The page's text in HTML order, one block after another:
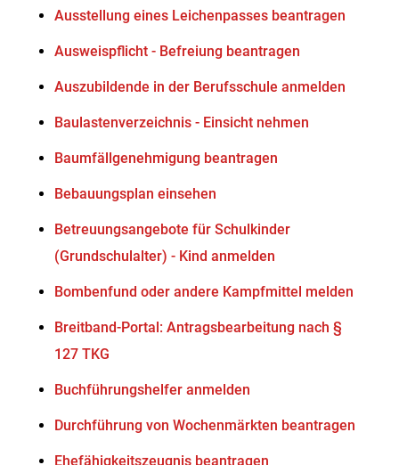
Ausstellung eines Leichenpasses beantragen
Ausweispflicht - Befreiung beantragen
Auszubildende in der Berufsschule anmelden
Baulastenverzeichnis - Einsicht nehmen
Baumfällgenehmigung beantragen
Bebauungsplan einsehen
Betreuungsangebote für Schulkinder
(Grundschulalter) - Kind anmelden
Bombenfund oder andere Kampfmittel melden
Breitband-Portal: Antragsbearbeitung nach §
127 TKG
Buchführungshelfer anmelden
Durchführung von Wochenmärkten beantragen
Ehefähigkeitszeugnis beantragen